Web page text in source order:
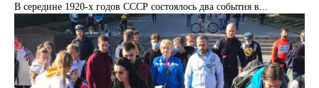
В середине 1920-х годов СССР состоялось два события в...